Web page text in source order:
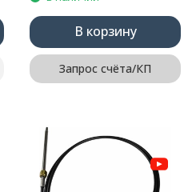
В корзину
Запрос счёта/КП